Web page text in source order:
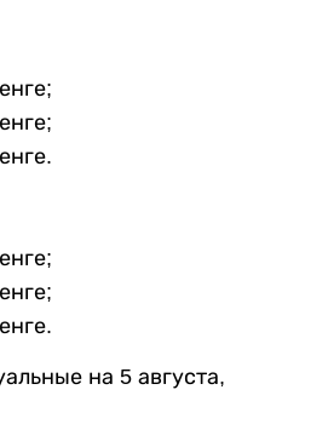
на 5 августа,